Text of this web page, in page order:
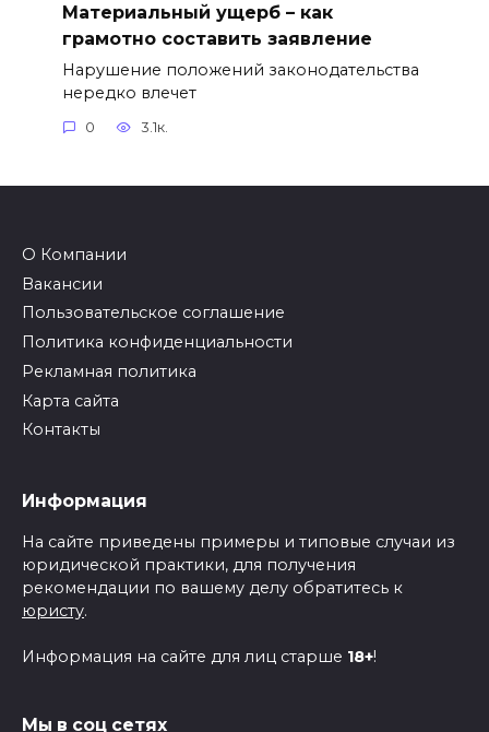
Материальный ущерб – как
грамотно составить заявление
Нарушение положений законодательства
нередко влечет
0 3.1к.
О Компании
Вакансии
Пользовательское соглашение
Политика конфиденциальности
Рекламная политика
Карта сайта
Контакты
Информация
На сайте приведены примеры и типовые случаи из
юридической практики, для получения
рекомендации по вашему делу обратитесь к
юристу.
Информация на сайте для лиц старше 18+!
Мы в соц сетях